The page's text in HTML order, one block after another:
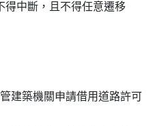
得中斷，且不得任意遷移
建築機關申請借用道路許可